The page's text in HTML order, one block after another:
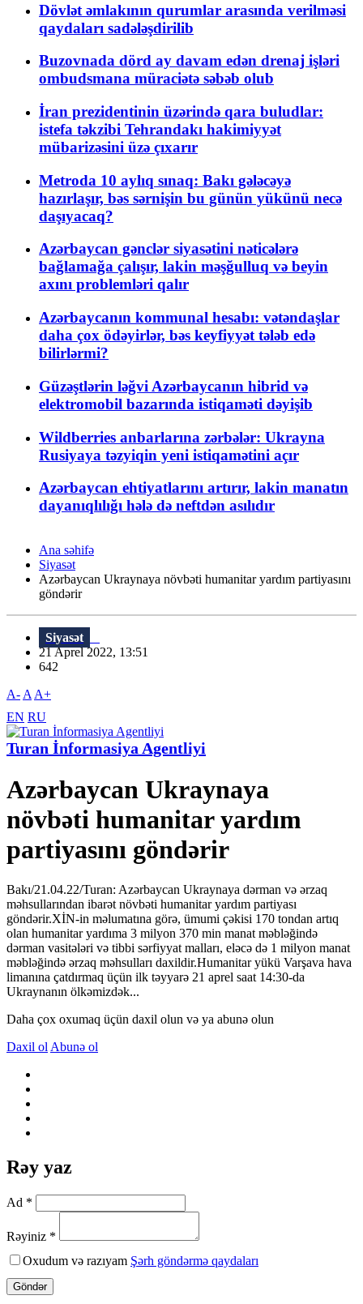
Dövlət əmlakının qurumlar arasında verilməsi
qaydaları sadələşdirilib
Buzovnada dörd ay davam edən drenaj işləri
ombudsmana müraciətə səbəb olub
İran prezidentinin üzərində qara buludlar:
istefa təkzibi Tehrandakı hakimiyyət
mübarizəsini üzə çıxarır
Metroda 10 aylıq sınaq: Bakı gələcəyə
hazırlaşır, bəs sərnişin bu günün yükünü necə
daşıyacaq?
Azərbaycan gənclər siyasətini nəticələrə
bağlamağa çalışır, lakin məşğulluq və beyin
axını problemləri qalır
Azərbaycanın kommunal hesabı: vətəndaşlar
daha çox ödəyirlər, bəs keyfiyyət tələb edə
bilirlərmi?
Güzəştlərin ləğvi Azərbaycanın hibrid və
elektromobil bazarında istiqaməti dəyişib
Wildberries anbarlarına zərbələr: Ukrayna
Rusiyaya təzyiqin yeni istiqamətini açır
Azərbaycan ehtiyatlarını artırır, lakin manatın
dayanıqlılığı hələ də neftdən asılıdır
Ana səhifə
Siyasət
Azərbaycan Ukraynaya növbəti humanitar yardım partiyasını
göndərir
Siyasət
21 Aprel 2022, 13:51
642
A- A A+
EN RU
Turan İnformasiya Agentliyi
Azərbaycan Ukraynaya
növbəti humanitar yardım
partiyasını göndərir
Bakı/21.04.22/Turan: Azərbaycan Ukraynaya dərman və ərzaq
məhsullarından ibarət növbəti humanitar yardım partiyası
göndərir.XİN-in məlumatına görə, ümumi çəkisi 170 tondan artıq
olan humanitar yardıma 3 milyon 370 min manat məbləğində
dərman vasitələri və tibbi sərfiyyat malları, eləcə də 1 milyon manat
məbləğində ərzaq məhsulları daxildir.Humanitar yükü Varşava hava
limanına çatdırmaq üçün ilk təyyarə 21 aprel saat 14:30-da
Ukraynanın ölkəmizdək...
Daha çox oxumaq üçün daxil olun və ya abunə olun
Daxil ol Abunə ol
Rəy yaz
Ad *
Rəyiniz *
Oxudum və razıyam Şərh göndərmə qaydaları
Göndər